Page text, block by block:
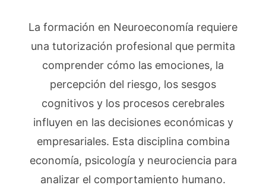
La formación en Neuroeconomía requiere
una tutorización profesional que permita
comprender cómo las emociones, la
percepción del riesgo, los sesgos
cognitivos y los procesos cerebrales
influyen en las decisiones económicas y
empresariales. Esta disciplina combina
economía, psicología y neurociencia para
analizar el comportamiento humano.